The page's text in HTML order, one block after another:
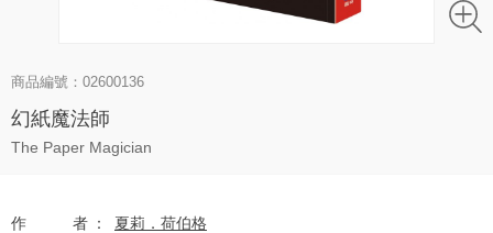
商品編號：02600136
幻紙魔法師
The Paper Magician
作者
夏莉．荷伯格